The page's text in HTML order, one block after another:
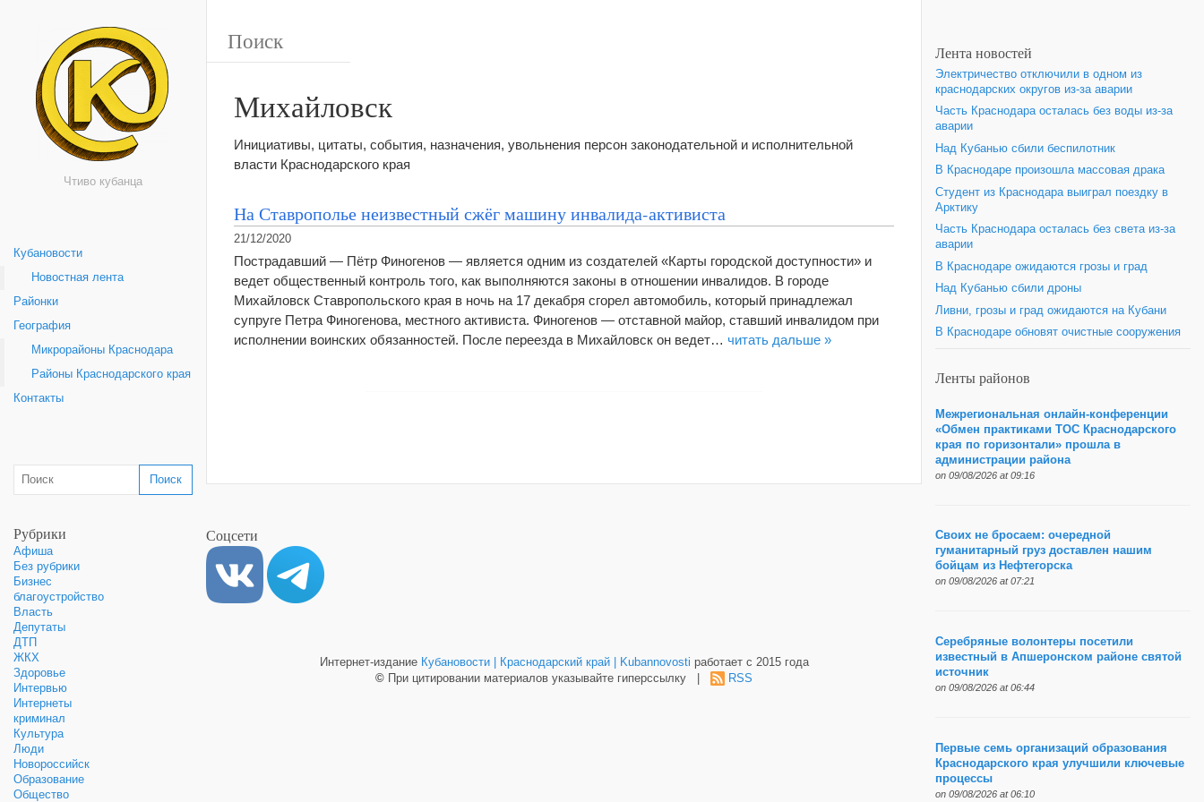
Чтиво кубанца
Кубановости
Новостная лента
Районки
География
Микрорайоны Краснодара
Районы Краснодарского края
Контакты
Рубрики
Афиша
Без рубрики
Бизнес
благоустройство
Власть
Депутаты
ДТП
ЖКХ
Здоровье
Интервью
Интернеты
криминал
Культура
Люди
Новороссийск
Образование
Общество
Михайловск
Инициативы, цитаты, события, назначения, увольнения персон законодательной и исполнительной
власти Краснодарского края
На Ставрополье неизвестный сжёг машину инвалида-активиста
21/12/2020
Пострадавший — Пётр Финогенов — является одним из создателей «Карты городской доступности» и
ведет общественный контроль того, как выполняются законы в отношении инвалидов. В городе
Михайловск Ставропольского края в ночь на 17 декабря сгорел автомобиль, который принадлежал
супруге Петра Финогенова, местного активиста. Финогенов — отставной майор, ставший инвалидом при
исполнении воинских обязанностей. После переезда в Михайловск он ведет… читать дальше »
Лента новостей
Электричество отключили в одном из
краснодарских округов из-за аварии
Часть Краснодара осталась без воды из-за
аварии
Над Кубанью сбили беспилотник
В Краснодаре произошла массовая драка
Студент из Краснодара выиграл поездку в
Арктику
Часть Краснодара осталась без света из-за
аварии
В Краснодаре ожидаются грозы и град
Над Кубанью сбили дроны
Ливни, грозы и град ожидаются на Кубани
В Краснодаре обновят очистные сооружения
Ленты районов
Межрегиональная онлайн-конференции
«Обмен практиками ТОС Краснодарского
края по горизонтали» прошла в
администрации района
on 09/08/2026 at 09:16
Своих не бросаем: очередной
гуманитарный груз доставлен нашим
бойцам из Нефтегорска
on 09/08/2026 at 07:21
Серебряные волонтеры посетили
известный в Апшеронском районе святой
источник
on 09/08/2026 at 06:44
Первые семь организаций образования
Краснодарского края улучшили ключевые
процессы
on 09/08/2026 at 06:10
Соцсети
Интернет-издание Кубановости | Краснодарский край | Kubannovosti работает с 2015 года
© При цитировании материалов указывайте гиперссылку | RSS